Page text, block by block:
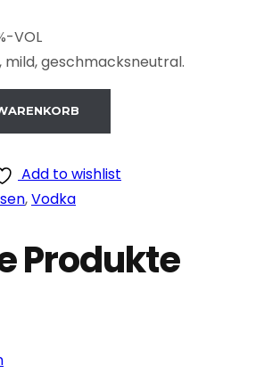
VOL
mild, geschmacksneutral.
Add to wishlist
,Vodka
Produkte